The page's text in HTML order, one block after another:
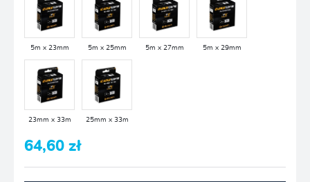
5m x 23mm 5m x 25mm 5m x 27mm 5m x 29mm
23mm x 33m 25mm x 33m
64,60 zł